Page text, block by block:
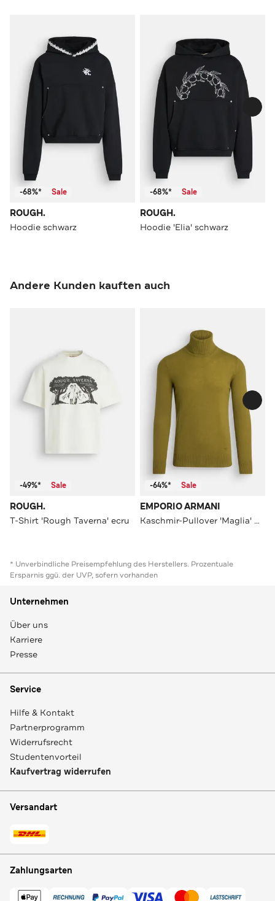
-68%* Sale
ROUGH.
Hoodie schwarz
-68%* Sale
ROUGH.
Hoodie 'Elia' schwarz
Andere Kunden kauften auch
-49%* Sale
ROUGH.
T-Shirt 'Rough Taverna' ecru
-64%* Sale
EMPORIO ARMANI
Kaschmir-Pullover 'Maglia' moosgrün
* Unverbindliche Preisempfehlung des Herstellers. Prozentuale
Ersparnis ggü. der UVP, sofern vorhanden
Unternehmen
Über uns
Karriere
Presse
Service
Hilfe & Kontakt
Partnerprogramm
Widerrufsrecht
Studentenvorteil
Kaufvertrag widerrufen
Versandart
Zahlungsarten